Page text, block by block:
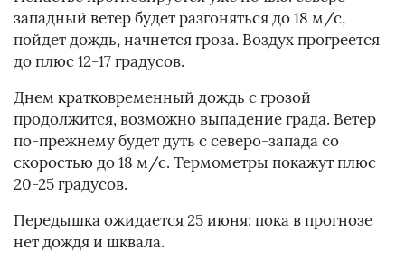
западный ветер будет разгоняться до 18 м/с,
пойдет дождь, начнется гроза. Воздух прогреется
до плюс 12-17 градусов.
Днем кратковременный дождь с грозой
продолжится, возможно выпадение града. Ветер
по-прежнему будет дуть с северо-запада со
скоростью до 18 м/с. Термометры покажут плюс
20-25 градусов.
Передышка ожидается 25 июня: пока в прогнозе
нет дождя и шквала.